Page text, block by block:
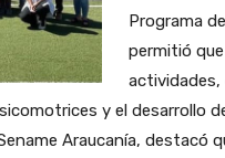
Programa
permitió
y el desarrollo
Araucanía, destacó